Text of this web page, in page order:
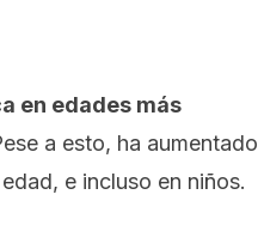
en edades más
a esto, ha aumentado
e incluso en niños.